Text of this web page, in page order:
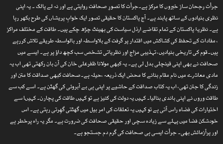
جرأت رجحان ساز خبروں کا مرکز ہے۔جرأت کا تصورِ صحافت روایتی ہے اور نہ لے پالک ۔ یہ اپنی
نظری بنیادوں کے ساتھ پابند ہے۔ آج پاکستان کا حقیقی تصور ایک خوابِ پریشاں کی طرح بکھر رہا
ہے۔ نظریۂ پاکستان کے تمام تقاضے ارذل سیاست کی بھینٹ چڑھ چکے ہیں۔ طاقت کے مختلف مراکز
، مفادات کے تحفظ کی کشاکش میں اقتدار پر گرفت کے بلاواسطہ اور بالواسطہ طریقے تلاش کررہے
ہیں۔قوم کی تاریخی بنیادیں، تہذیبی مزاج اور نظریاتی تشخص سب کچھ داؤ پر ہے۔ ایسے میں
صحافت نے بھی اپنی قینچلی بدل لی ہے۔ یہ کبھی مولانا ظفرعلی خان کی آن بان رکھتی تھی اب یہ
مادی معاشرے میں نام مقام بنانے کا محض ایک ذریعہ ،حیلہ ہے۔صحافت کبھی صداقت کا متن اور
زندگی کا جتن تھی، اب یہ کتاب صداقت کے حاشیے پر اپنی ہی بے آبروئی کی گھٹن ہے۔ اسے کب سے
طاقت وروں نے اپنی باندی بنالیا۔ کہیں یہ دولت کی کنیز ہے تو کہیں طاقت کی پچارن۔ کہیںا سے
اختیارات کی فضاء راس آتی ہے تو کہیں یہ تعلقات کی امر بیل میں گھٹتی گھِرتی رہتی ہے۔ اس
خودشکن فضا میں پہلے سے زیادہ سچی اور حقیقی صحافت کی ضرورت ہے۔ مگر یہ راہ پرخطر ہے
اور پرآزمائش بھی۔ جرأت ایسی ہی صحافت کی گرم دم جستجو ہے۔